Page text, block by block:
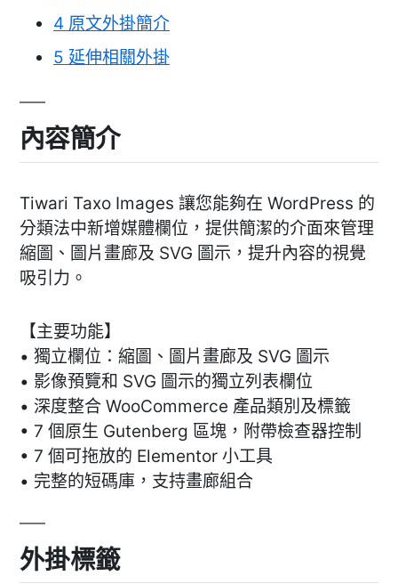
4 原文外掛簡介
5 延伸相關外掛
內容簡介
Tiwari Taxo Images 讓您能夠在 WordPress 的
分類法中新增媒體欄位，提供簡潔的介面來管理
縮圖、圖片畫廊及 SVG 圖示，提升內容的視覺
吸引力。
【主要功能】
• 獨立欄位：縮圖、圖片畫廊及 SVG 圖示
• 影像預覽和 SVG 圖示的獨立列表欄位
• 深度整合 WooCommerce 產品類別及標籤
• 7 個原生 Gutenberg 區塊，附帶檢查器控制
• 7 個可拖放的 Elementor 小工具
• 完整的短碼庫，支持畫廊組合
外掛標籤